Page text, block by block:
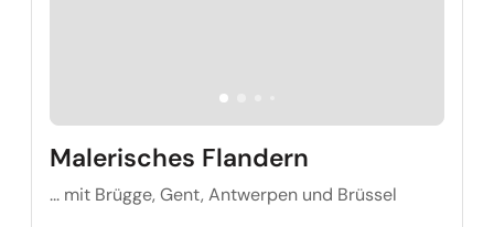
Malerisches Flandern
... mit Brügge, Gent, Antwerpen und Brüssel